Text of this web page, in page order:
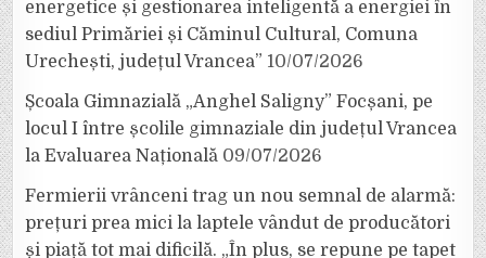
energetice și gestionarea inteligentă a energiei în
sediul Primăriei și Căminul Cultural, Comuna
Urechești, județul Vrancea” 10/07/2026
Școala Gimnazială „Anghel Saligny” Focșani, pe
locul I între școlile gimnaziale din județul Vrancea
la Evaluarea Națională 09/07/2026
Fermierii vrânceni trag un nou semnal de alarmă:
prețuri prea mici la laptele vândut de producători
și piață tot mai dificilă. „În plus, se repune pe tapet